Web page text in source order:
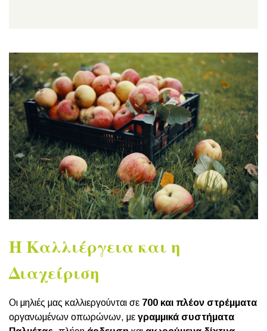
Η Καλλιέργεια και η
Διαχείριση
Οι μηλιές μας καλλιεργούνται σε 700 και πλέον στρέμματα
οργανωμένων οπωρώνων, με γραμμικά συστήματα